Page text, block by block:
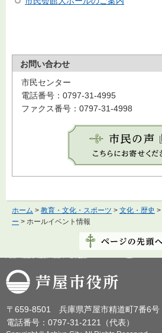
お問い合わせ
市民センター
電話番号：0797-31-4995
ファクス番号：0797-31-4998
ホーム > 教育・文化・スポーツ > 文化・歴史 >
ー > ホールイベント情報
芦屋市役所
〒659-8501 兵庫県芦屋市精道町7番6号
電話番号：0797-31-2121（代表）